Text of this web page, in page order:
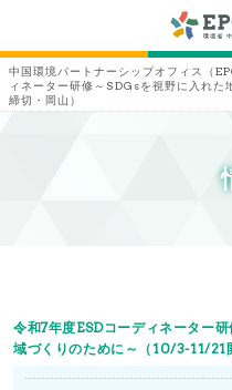
中国環境パートナーシップオフィス（
ィネーター研修～SDGsを視野に入れ
締切・岡山）
令和7年度ESDコーディネーター
域づくりのために～（10/3-11/21